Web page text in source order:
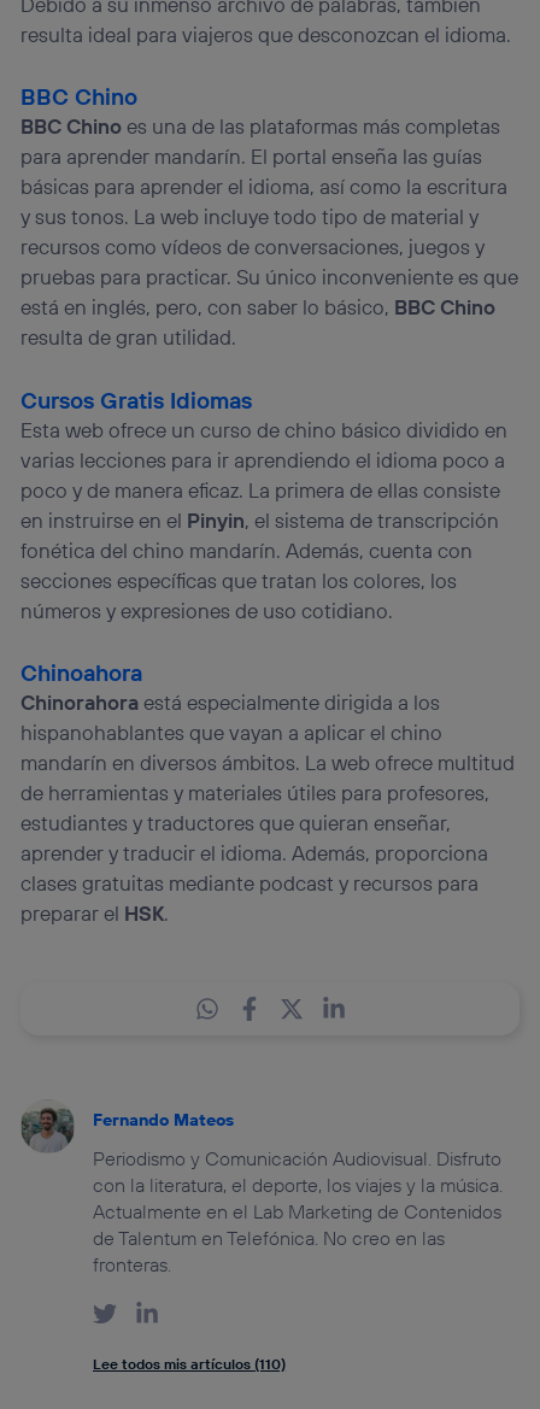
resulta ideal para viajeros que desconozcan el idioma.
BBC Chino
BBC Chinoes una de las plataformas más completas
para aprender mandarín. El portal enseña las guías
básicas para aprender el idioma, así como la escritura
y sus tonos. La web incluye todo tipo de material y
recursos como vídeos de conversaciones, juegos y
pruebas para practicar. Su único inconveniente es que
está en inglés, pero, con saber lo básico, BBC Chino
resulta de gran utilidad.
Cursos Gratis Idiomas
Esta web ofrece un curso de chino básico dividido en
varias lecciones para ir aprendiendo el idioma poco a
poco y de manera eficaz. La primera de ellas consiste
en instruirse en el Pinyin, el sistema de transcripción
fonética del chino mandarín. Además, cuenta con
secciones específicas que tratan los colores, los
números y expresiones de uso cotidiano.
Chinoahora
Chinorahoraestá especialmente dirigida a los
hispanohablantes que vayan a aplicar el chino
mandarín en diversos ámbitos. La web ofrece multitud
de herramientas y materiales útiles para profesores,
estudiantes y traductores que quieran enseñar,
aprender y traducir el idioma. Además, proporciona
clases gratuitas mediante podcast y recursos para
preparar el HSK.
Fernando Mateos
Periodismo y Comunicación Audiovisual. Disfruto
con la literatura, el deporte, los viajes y la música.
Actualmente en el Lab Marketing de Contenidos
de Talentum en Telefónica. No creo en las
fronteras.
Lee todos mis artículos (110)